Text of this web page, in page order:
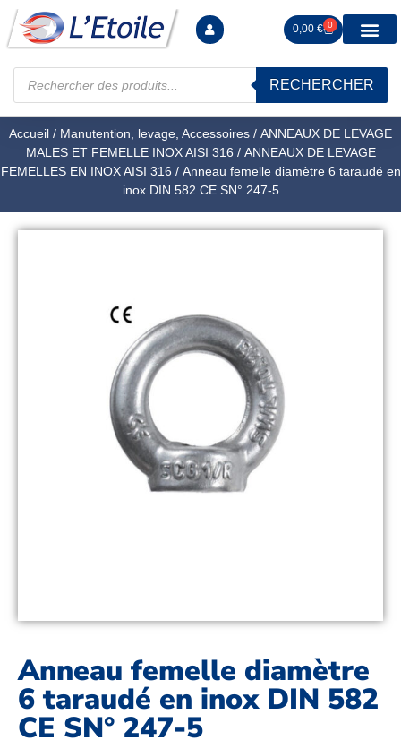
0,00 € 0
RECHERCHER
Accueil / Manutention, levage, Accessoires / ANNEAUX DE LEVAGE
MALES ET FEMELLE INOX AISI 316 / ANNEAUX DE LEVAGE
FEMELLES EN INOX AISI 316 / Anneau femelle diamètre 6 taraudé en
inox DIN 582 CE SN° 247-5
Anneau femelle diamètre
6 taraudé en inox DIN 582
CE SN° 247-5